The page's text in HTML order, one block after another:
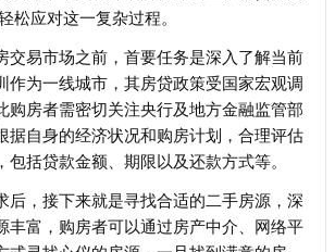
松应对这一复杂过程。
交易市场之前，首要任务是深入了解当前
作为一线城市，其房贷政策受国家宏观调
购房者需密切关注央行及地方金融监管部
据自身的经济状况和购房计划，合理评估
包括贷款金额、期限以及还款方式等。
后，接下来就是寻找合适的二手房源，深
丰富，购房者可以通过房产中介、网络平